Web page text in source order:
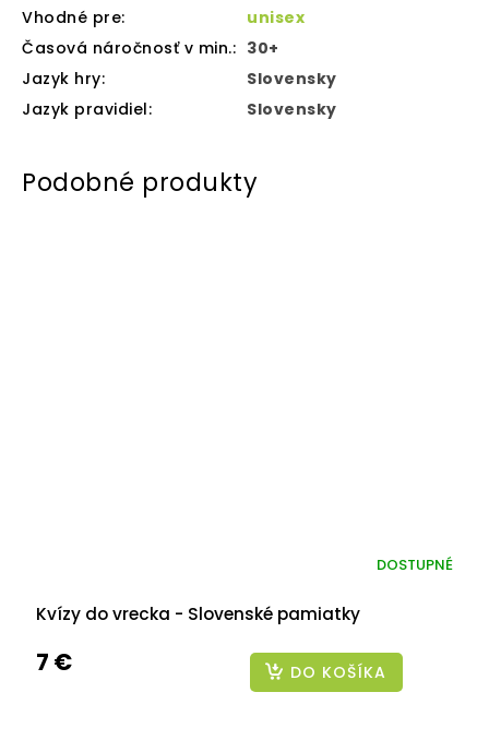
Vhodné pre:
unisex
Časová náročnosť v min.: 30+
Jazyk hry:
Slovensky
Jazyk pravidiel: Slovensky
Kvízy do vrecka - Slovenské pamiatky
DOSTUPNÉ
7 € DO KOŠÍKA